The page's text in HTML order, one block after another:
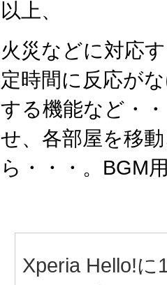
以上、
火災などに対応
定時間に反応が
する機能など・
せ、各部屋を移
ら・・・。BGM
Xperia Hello!